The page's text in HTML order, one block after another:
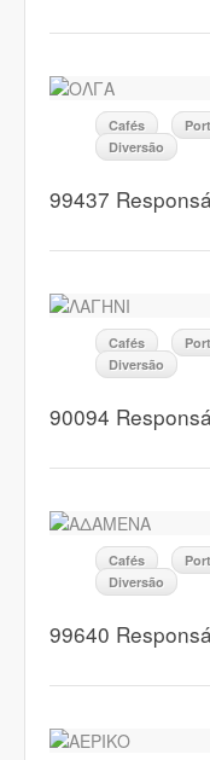
Cafés
Diversão
99437
Cafés
Diversão
90094
Cafés
Diversão
99640